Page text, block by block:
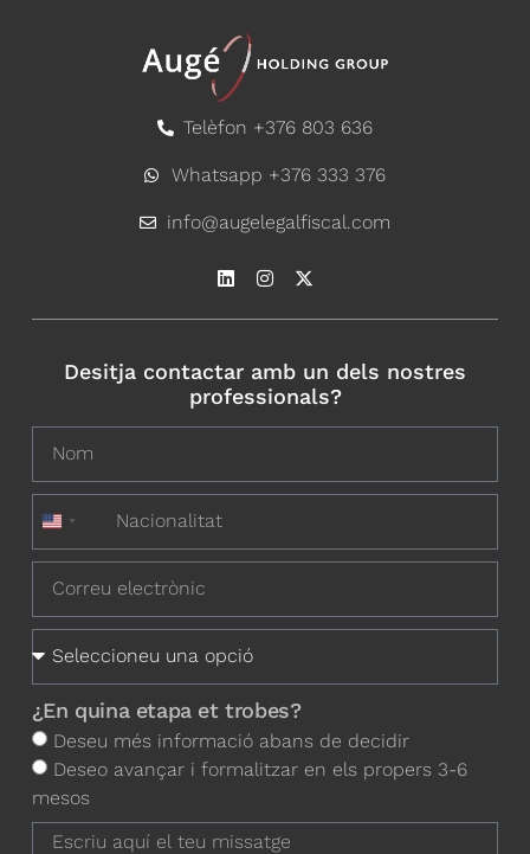
Telèfon +376 803 636
Whatsapp +376 333 376
info@augelegalfiscal.com
Desitja contactar amb un dels nostres
professionals?
United States +1
¿En quina etapa et trobes?
Deseu més informació abans de decidir
Deseo avançar i formalitzar en els propers 3-6
mesos